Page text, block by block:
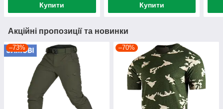
Купити Купити
Акційні пропозиції та новинки
–73% –70%